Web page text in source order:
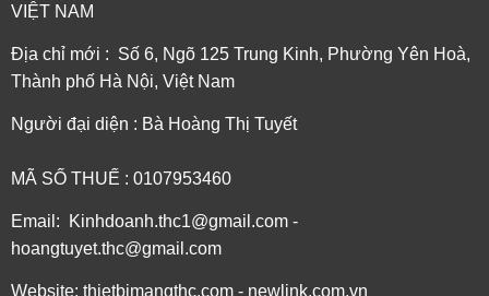
VIỆT NAM
Địa chỉ mới : Số 6, Ngõ 125 Trung Kinh, Phường Yên Hoà,
Thành phố Hà Nội, Việt Nam
Người đại diện : Bà Hoàng Thị Tuyết
MÃ SỐ THUẾ : 0107953460
Email: Kinhdoanh.thc1@gmail.com -
hoangtuyet.thc@gmail.com
Website: thietbimangthc.com - newlink.com.vn